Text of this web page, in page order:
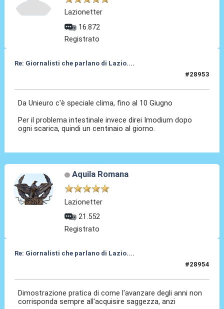
Lazionetter
16.872
Registrato
Re: Giornalisti che parlano di Lazio....
#28953
Da Unieuro c'è speciale clima, fino al 10 Giugno
Per il problema intestinale invece direi Imodium dopo
ogni scarica, quindi un centinaio al giorno.
Aquila Romana
Lazionetter
21.552
Registrato
Re: Giornalisti che parlano di Lazio....
#28954
Dimostrazione pratica di come l'avanzare degli anni non
corrisponda sempre all'acquisire saggezza, anzi